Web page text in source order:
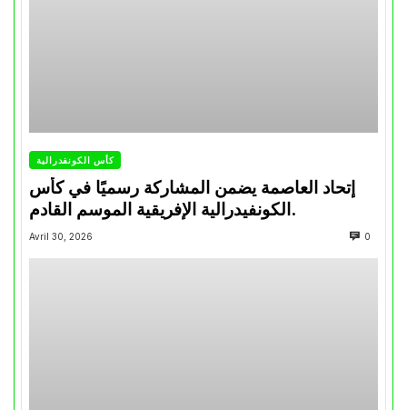
كأس الكونفدرالية
إتحاد العاصمة يضمن المشاركة رسميًا في كأس
الكونفيدرالية الإفريقية الموسم القادم.
Avril 30, 2026 0